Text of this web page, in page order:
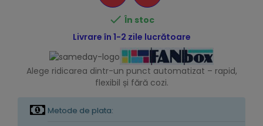
 În stoc
Livrare în 1-2 zile lucrătoare
Alege ridicarea dintr-un punct automatizat – rapid,
flexibil și fără cozi.
Metode de plata: